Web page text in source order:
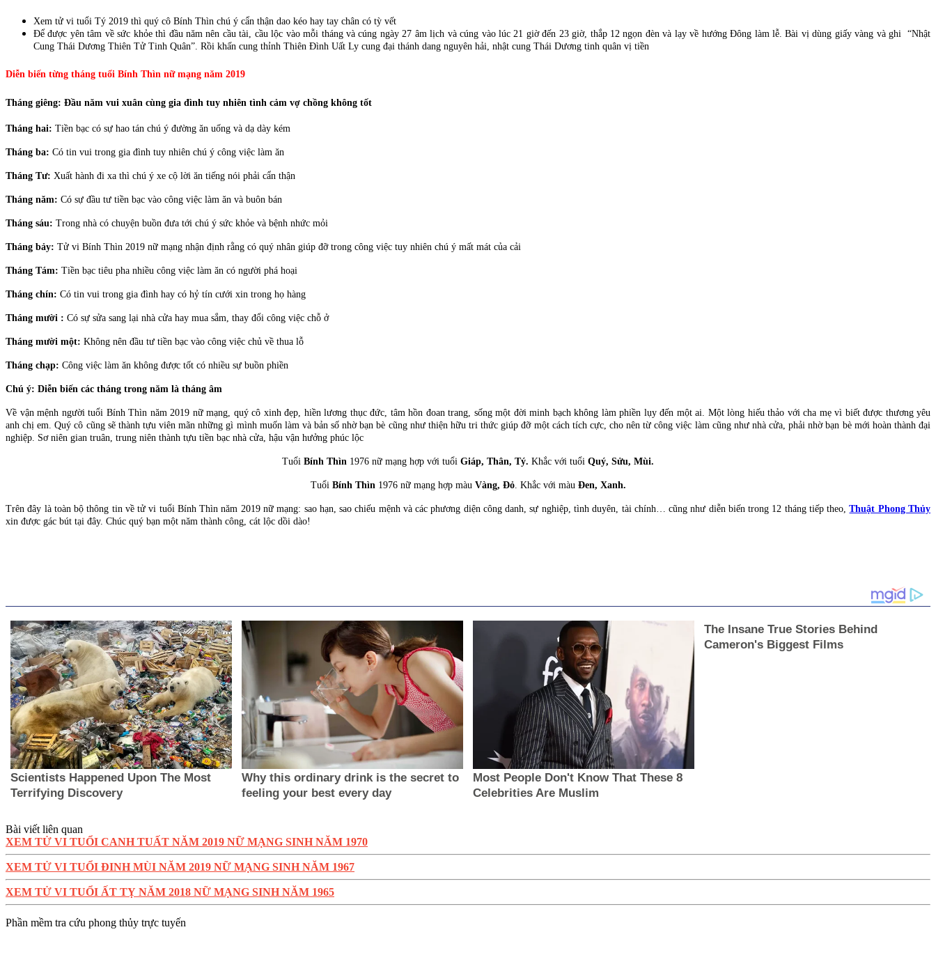
Xem tử vi tuổi Tý 2019 thì quý cô Bính Thìn chú ý cẩn thận dao kéo hay tay chân có tỳ vết
Để được yên tâm về sức khỏe thì đầu năm nên cầu tài, cầu lộc vào mỗi tháng và cúng ngày 27 âm lịch và cúng vào lúc 21 giờ đến 23 giờ, thắp 12 ngọn đèn và lạy về hướng Đông làm lễ. Bài vị dùng giấy vàng và ghi “Nhật
Cung Thái Dương Thiên Tử Tinh Quân”. Rồi khấn cung thỉnh Thiên Đình Uất Ly cung đại thánh dang nguyên hải, nhật cung Thái Dương tinh quân vị tiền
Diễn biến từng tháng tuổi Bính Thìn nữ mạng năm 2019
Tháng giêng: Đầu năm vui xuân cùng gia đình tuy nhiên tình cảm vợ chồng không tốt
Tháng hai: Tiền bạc có sự hao tán chú ý đường ăn uống và dạ dày kém
Tháng ba: Có tin vui trong gia đình tuy nhiên chú ý công việc làm ăn
Tháng Tư: Xuất hành đi xa thì chú ý xe cộ lời ăn tiếng nói phải cẩn thận
Tháng năm: Có sự đầu tư tiền bạc vào công việc làm ăn và buôn bán
Tháng sáu: Trong nhà có chuyện buồn đưa tới chú ý sức khỏe và bệnh nhức mỏi
Tháng bảy: Tử vi Bính Thìn 2019 nữ mạng nhận định rằng có quý nhân giúp đỡ trong công việc tuy nhiên chú ý mất mát của cải
Tháng Tám: Tiền bạc tiêu pha nhiều công việc làm ăn có người phá hoại
Tháng chín: Có tin vui trong gia đình hay có hỷ tín cưới xin trong họ hàng
Tháng mười : Có sự sửa sang lại nhà cửa hay mua sắm, thay đổi công việc chỗ ở
Tháng mười một: Không nên đầu tư tiền bạc vào công việc chủ về thua lỗ
Tháng chạp: Công việc làm ăn không được tốt có nhiều sự buồn phiền
Chú ý: Diễn biến các tháng trong năm là tháng âm
Về vận mệnh người tuổi Bính Thìn năm 2019 nữ mạng, quý cô xinh đẹp, hiền lương thục đức, tâm hồn đoan trang, sống một đời minh bạch không làm phiền lụy đến một ai. Một lòng hiếu thảo với cha mẹ vì biết được thương yêu
anh chị em. Quý cô cũng sẽ thành tựu viên mãn những gì mình muốn làm và bản số nhờ bạn bè cũng như thiện hữu tri thức giúp đỡ một cách tích cực, cho nên từ công việc làm cũng như nhà cửa, phải nhờ bạn bè mới hoàn thành đại
nghiệp. Sơ niên gian truân, trung niên thành tựu tiền bạc nhà cửa, hậu vận hưởng phúc lộc
Tuổi Bính Thìn 1976 nữ mạng hợp với tuổi Giáp, Thân, Tý. Khắc với tuổi Quý, Sửu, Mùi.
TuổiBính Thìn1976 nữ mạng hợp màu Vàng, Đỏ. Khắc với màu Đen, Xanh.
Trên đây là toàn bộ thông tin về tử vi tuổi Bính Thìn năm 2019 nữ mạng: sao hạn, sao chiếu mệnh và các phương diện công danh, sự nghiệp, tình duyên, tài chính… cũng như diễn biến trong 12 tháng tiếp theo,Thuật Phong Thủy
xin được gác bút tại đây. Chúc quý bạn một năm thành công, cát lộc dồi dào!
Bài viết liên quan
XEM TỬ VI TUỔI CANH TUẤT NĂM 2019 NỮ MẠNG SINH NĂM 1970
XEM TỬ VI TUỔI ĐINH MÙI NĂM 2019 NỮ MẠNG SINH NĂM 1967
XEM TỬ VI TUỔI ẤT TỴ NĂM 2018 NỮ MẠNG SINH NĂM 1965
Phần mềm tra cứu phong thủy trực tuyến